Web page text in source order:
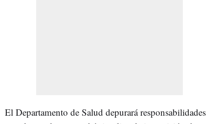
El Departamento de Salud depurará responsabilidades